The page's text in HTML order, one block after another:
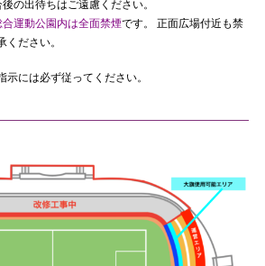
の出待ちはご遠慮ください。
合運動公園内は全面禁煙です。 正面広場付近も禁
ださい。
には必ず従ってください。